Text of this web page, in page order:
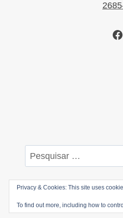
Pesquisar
por:
Privacy & Cookies: This site uses
To find out more, including how to